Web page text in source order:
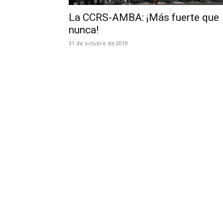
La CCRS-AMBA: ¡Más fuerte que
nunca!
31 de octubre de 2019